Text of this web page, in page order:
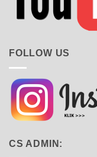
FOLLOW US
CS ADMIN: